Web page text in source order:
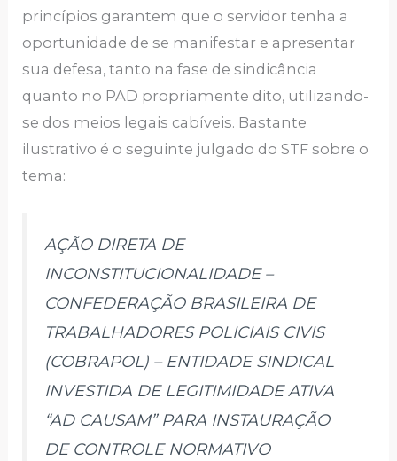
princípios garantem que o servidor tenha a
oportunidade de se manifestar e apresentar
sua defesa, tanto na fase de sindicância
quanto no PAD propriamente dito, utilizando-
se dos meios legais cabíveis. Bastante
ilustrativo é o seguinte julgado do STF sobre o
tema:
AÇÃO DIRETA DE
INCONSTITUCIONALIDADE –
CONFEDERAÇÃO BRASILEIRA DE
TRABALHADORES POLICIAIS CIVIS
(COBRAPOL) – ENTIDADE SINDICAL
INVESTIDA DE LEGITIMIDADE ATIVA
“AD CAUSAM” PARA INSTAURAÇÃO
DE CONTROLE NORMATIVO